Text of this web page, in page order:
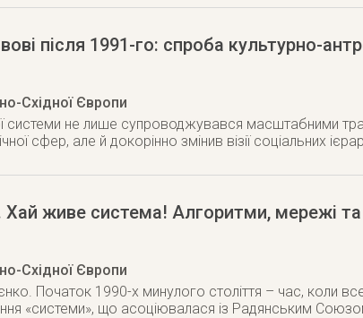
після 1991-го: спроба культурно-
Східної Європи
системи не лише супроводжувався масштабними
сфер, але й докорінно змінив візії соціальних
Хай живе система! Алгоритми, мережі та
Східної Європи
Початок 1990-х минулого століття – час, коли
«системи», що асоціювалася із Радянським